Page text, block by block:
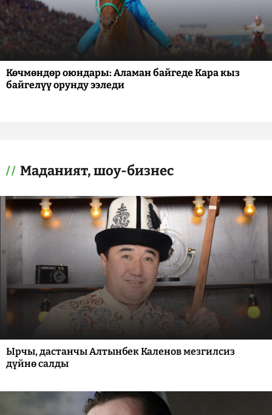
Көчмөндөр оюндары: Аламан байгеде Кара кыз
байгелүү орунду ээледи
Маданият, шоу-бизнес
Ырчы, дастанчы Алтынбек Каленов мезгилсиз
дүйнө салды